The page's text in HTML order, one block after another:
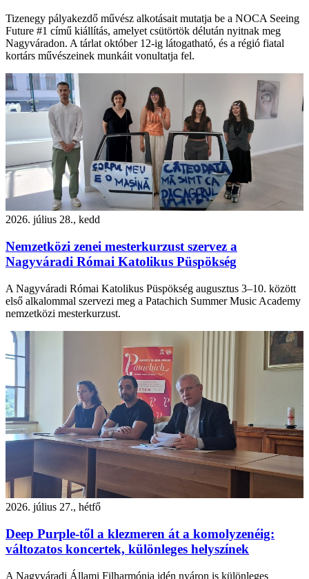
Tizenegy pályakezdő művész alkotásait mutatja be a NOCA Seeing
Future #1 című kiállítás, amelyet csütörtök délután nyitnak meg
Nagyváradon. A tárlat október 12-ig látogatható, és a régió fiatal
kortárs művészeinek munkáit vonultatja fel.
2026. július 28., kedd
Nemzetközi zenei mesterkurzust szervez a
Nagyváradi Római Katolikus Püspökség
A Nagyváradi Római Katolikus Püspökség augusztus 3–10. között
első alkalommal szervezi meg a Patachich Summer Music Academy
nemzetközi mesterkurzust.
2026. július 27., hétfő
Deep Purple-től a klezmeren át a komolyzenéig:
változatos koncertek, különleges helyszínek
A Nagyváradi Állami Filharmónia idén nyáron is különleges